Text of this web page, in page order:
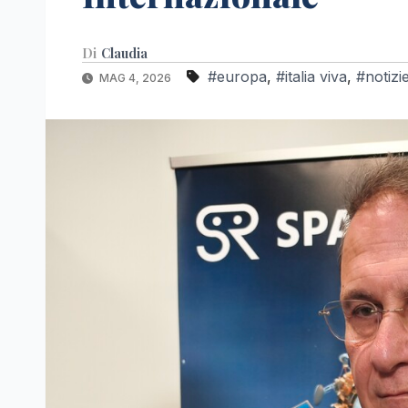
Di Claudia
MAG 4, 2026 #europa, #italia viva,